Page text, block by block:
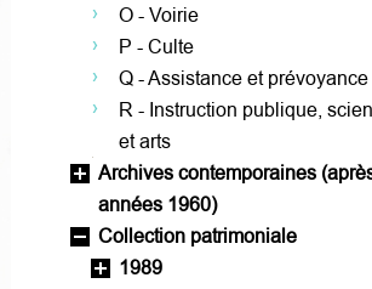
O - Voirie
P - Culte
Q - Assistance et prévoyance
R - Instruction publique,
et arts
Archives contemporaines
années 1960)
Collection patrimoniale
1989